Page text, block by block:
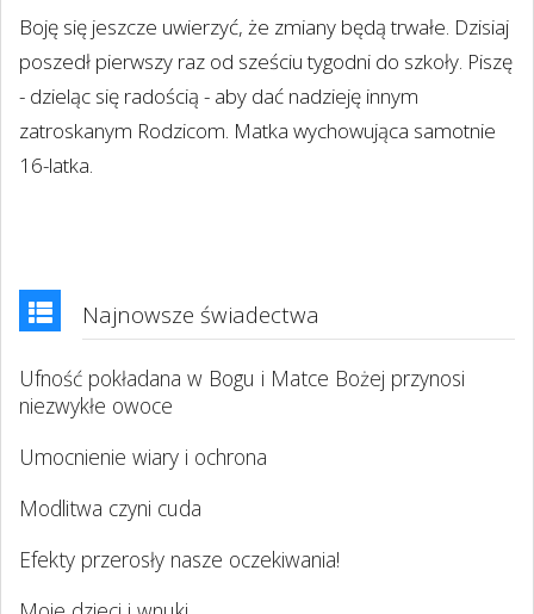
Boję się jeszcze uwierzyć, że zmiany będą trwałe. Dzisiaj
poszedł pierwszy raz od sześciu tygodni do szkoły. Piszę
- dzieląc się radością - aby dać nadzieję innym
zatroskanym Rodzicom. Matka wychowująca samotnie
16-latka.
Najnowsze świadectwa
Ufność pokładana w Bogu i Matce Bożej przynosi
niezwykłe owoce
Umocnienie wiary i ochrona
Modlitwa czyni cuda
Efekty przerosły nasze oczekiwania!